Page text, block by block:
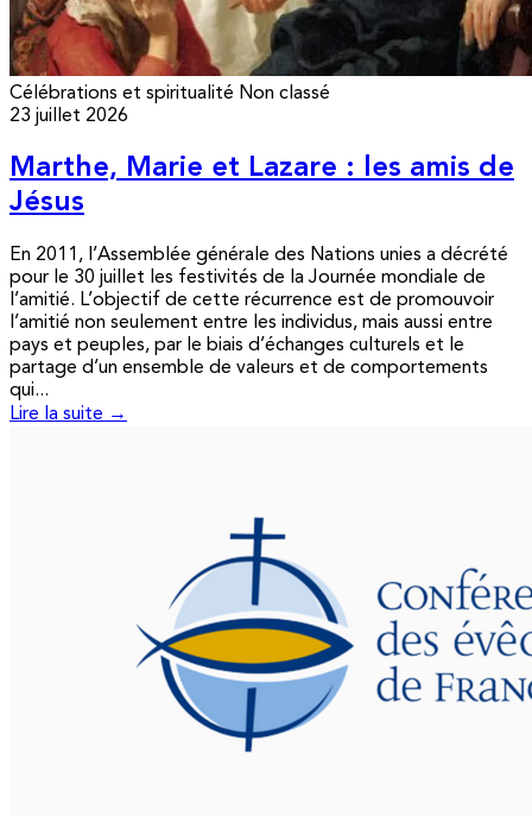
Célébrations et spiritualité Non classé
23 juillet 2026
Marthe, Marie et Lazare : les amis de
Jésus
En 2011, l’Assemblée générale des Nations unies a décrété
pour le 30 juillet les festivités de la Journée mondiale de
l’amitié. L’objectif de cette récurrence est de promouvoir
l’amitié non seulement entre les individus, mais aussi entre
pays et peuples, par le biais d’échanges culturels et le
partage d’un ensemble de valeurs et de comportements
qui...
Lire la suite →